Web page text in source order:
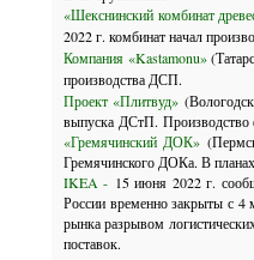
«Шекснинский комбинат
2022 г. комбинат начал
Компания «Kastamonu»
производства ДСП.
Проект «Плитвуд»
выпуска ДСтП. Производство
«Гремячинский ДОК»
Гремячинского ДОКа. В
IKEA - 15 июня 2022 г.
России временно закрыты с 4
рынка разрывом
поставок.